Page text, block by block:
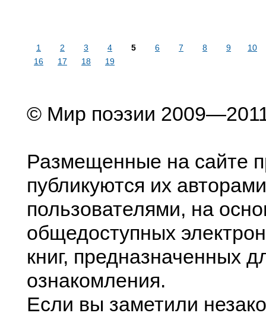
1 2 3 4 5 6 7 8 9
10
16
17 18 19
© Мир поэзии
Размещенные на сайте
публикуются их
пользователями, на
общедоступных
книг, предназначенных
ознакомления.
Если вы заметили